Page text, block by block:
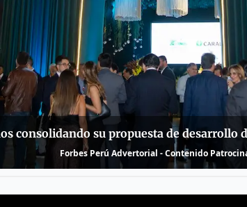
consolidando su propuesta de
Forbes Perú Advertorial - Contenido